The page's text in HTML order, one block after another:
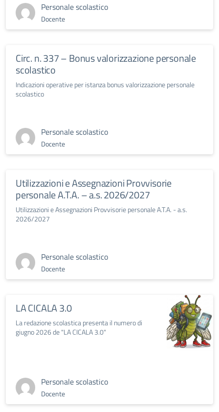
Personale scolastico
Docente
Circ. n. 337 – Bonus valorizzazione personale
scolastico
Indicazioni operative per istanza bonus valorizzazione personale
scolastico
Personale scolastico
Docente
Utilizzazioni e Assegnazioni Provvisorie
personale A.T.A. – a.s. 2026/2027
Utilizzazioni e Assegnazioni Provvisorie personale A.T.A. - a.s.
2026/2027
Personale scolastico
Docente
LA CICALA 3.0
La redazione scolastica presenta il numero di
giugno 2026 de "LA CICALA 3.0"
Personale scolastico
Docente